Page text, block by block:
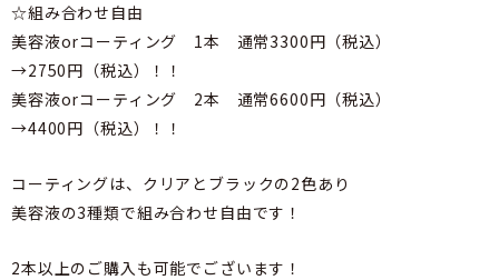
☆組み合わせ自由
美容液orコーティング 1本 通常3300円（税込）
→2750円（税込）！！
美容液orコーティング 2本 通常6600円（税込）
→4400円（税込）！！
コーティングは、クリアとブラックの2色あり
美容液の3種類で組み合わせ自由です！
2本以上のご購入も可能でございます！